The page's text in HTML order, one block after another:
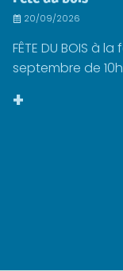
20/09/2026
FÊTE DU BOIS à
septembre de
+